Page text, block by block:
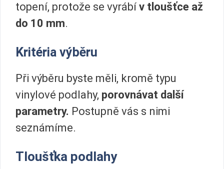
topení, protože se vyrábí v tloušťce až
do 10 mm.
Kritéria výběru
Při výběru byste měli, kromě typu
vinylové podlahy, porovnávat další
parametry. Postupně vás s nimi
seznámíme.
Tloušťka podlahy